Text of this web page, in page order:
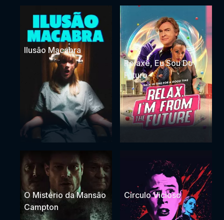
Ilusão Macabra
Relaxe, Eu Sou Do
Futuro
O Mistério da Mansão
Campton
Círculo Vicioso